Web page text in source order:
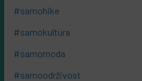
#samohike
#samokultura
#samomoda
#samoodrživost